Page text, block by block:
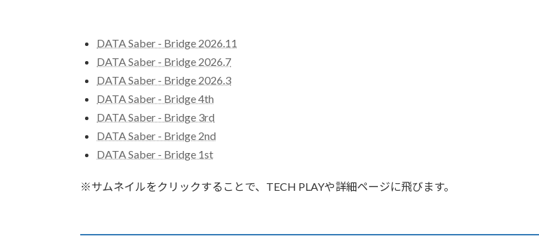
DATA Saber - Bridge 2026.11
DATA Saber - Bridge 2026.7
DATA Saber - Bridge 2026.3
DATA Saber - Bridge 4th
DATA Saber - Bridge 3rd
DATA Saber - Bridge 2nd
DATA Saber - Bridge 1st
※サムネイルをクリックすることで、TECH PLAYや詳細ページに飛びます。